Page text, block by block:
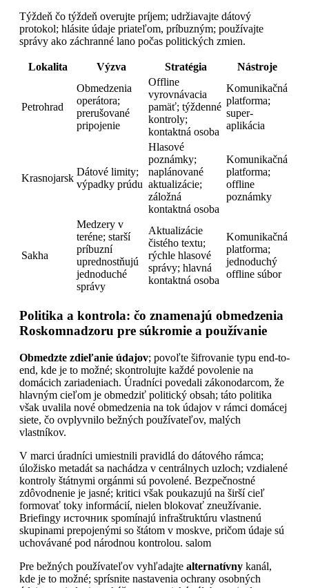
Týždeň čo týždeň overujte príjem; udržiavajte dátový
protokol; hlásite údaje priateľom, príbuzným; používajte
správy ako záchranné lano počas politických zmien.
Lokalita Výzva Stratégia Nástroje
Petrohrad
Obmedzenia
operátora;
prerušované
pripojenie
Offline
vyrovnávacia
pamäť; týždenné
kontroly;
kontaktná osoba
Komunikačná
platforma;
super-
aplikácia
Krasnojarsk
Dátové limity;
výpadky prúdu
Hlasové
poznámky;
naplánované
aktualizácie;
záložná
kontaktná osoba
Komunikačná
platforma;
offline
poznámky
Sakha
Medzery v
teréne; starší
príbuzní
uprednostňujú
jednoduché
správy
Aktualizácie
čistého textu;
rýchle hlasové
správy; hlavná
kontaktná osoba
Komunikačná
platforma;
jednoduchý
offline súbor
Politika a kontrola: čo znamenajú obmedzenia
Roskomnadzoru pre súkromie a používanie
Obmedzte zdieľanie údajov; povoľte šifrovanie typu end-to-
end, kde je to možné; skontrolujte každé povolenie na
domácich zariadeniach. Úradníci povedali zákonodarcom, že
hlavným cieľom je obmedziť politický obsah; táto politika
však uvalila nové obmedzenia na tok údajov v rámci domácej
siete, čo ovplyvnilo bežných používateľov, malých
vlastníkov.
V marci úradníci umiestnili pravidlá do dátového rámca;
úložisko metadát sa nachádza v centrálnych uzloch; vzdialené
kontroly štátnymi orgánmi sú povolené. Bezpečnostné
zdôvodnenie je jasné; kritici však poukazujú na širší cieľ
formovať toky informácií, nielen blokovať zneužívanie.
Briefingy источник spomínajú infraštruktúru vlastnenú
skupinami prepojenými so štátom v moskve, pričom údaje sú
uchovávané pod národnou kontrolou. salom
Pre bežných používateľov vyhľadajte alternatívny kanál,
kde je to možné; sprísnite nastavenia ochrany osobných